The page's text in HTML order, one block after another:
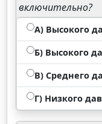
включительно?
А) Высокого
Б) Высокого
В) Среднего
Г) Низкого